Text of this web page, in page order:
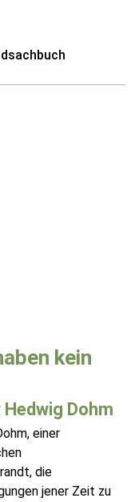
kein
Dohm
einer
die
jener Zeit zu